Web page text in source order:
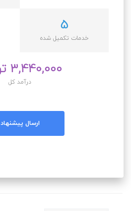
5
خدمات تکمیل شده
3,440,000 تومان
درآمد کل
ارسال پیشنهاد